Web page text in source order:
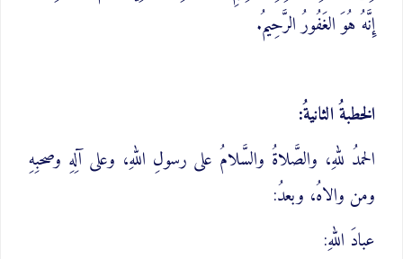
إِنَّهُ هُوَ الغَفُورُ الرَّحِيمُ.
الخطبةُ الثانيةُ:
الحمدُ للهِ، والصَّلاةُ والسَّلامُ على رسولِ اللهِ، وعلى آلِهِ وصحبِهِ
ومن والاهُ، وبعدُ:
عبادَ اللهِ: